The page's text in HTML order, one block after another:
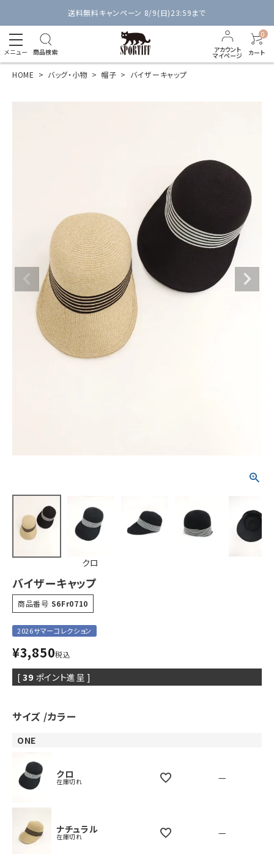
送料無料キャンペーン 8/9(日)23:59まで
メニュー 商品検索 アカウント
マイページ
0
カート
HOME バッグ・小物 帽子 バイザーキャップ
クロ
バイザーキャップ
商品番号 S6Fr0710
2026サマーコレクション
¥3,850税込
[ 39 ポイント進呈 ]
サイズ カラー
ONE
クロ
在庫切れ —
ナチュラル
在庫切れ —